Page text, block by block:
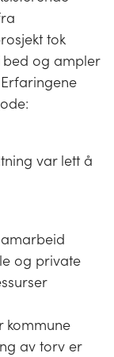
tok
bed og ampler
var lett å
og private
kommune
av torv er